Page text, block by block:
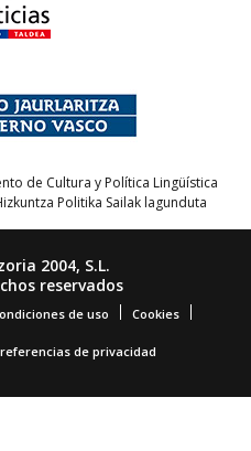
de Cultura y Política Lingüística
Politika Sailak lagunduta
2004, S.L.
reservados
de uso Cookies
de privacidad